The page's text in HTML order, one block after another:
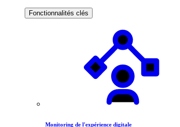
Fonctionnalités clés
Monitoring de l'expérience digitale